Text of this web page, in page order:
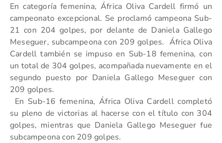
En categoría femenina, África Oliva Cardell firmó un
campeonato excepcional. Se proclamó campeona Sub-
21 con 204 golpes, por delante de Daniela Gallego
Meseguer, subcampeona con 209 golpes. África Oliva
Cardell también se impuso en Sub-18 femenina, con
un total de 304 golpes, acompañada nuevamente en el
segundo puesto por Daniela Gallego Meseguer con
209 golpes.
En Sub-16 femenina, África Oliva Cardell completó
su pleno de victorias al hacerse con el título con 304
golpes, mientras que Daniela Gallego Meseguer fue
subcampeona con 209 golpes.